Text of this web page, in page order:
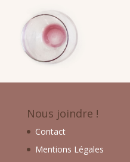
Nous joindre !
Contact
Mentions Légales